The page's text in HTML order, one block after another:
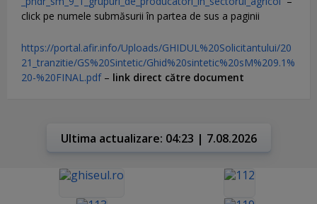
click pe numele submăsurii în partea de sus a paginii
https://portal.afir.info/Uploads/GHIDUL%20Solicitantului/20
21_tranzitie/GS%20Sintetic/Ghid%20sintetic%20sM%209.1%
20-%20FINAL.pdf– link direct către document
Ultima actualizare: 04:23 | 7.08.2026